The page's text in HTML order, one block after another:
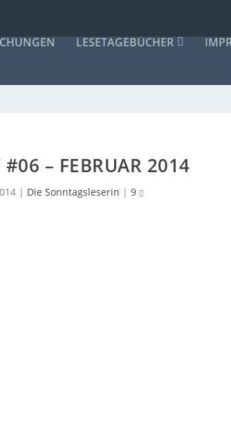
LESETAGEBÜCHER
– FEBRUAR 2014
| Die Sonntagsleserin | 9